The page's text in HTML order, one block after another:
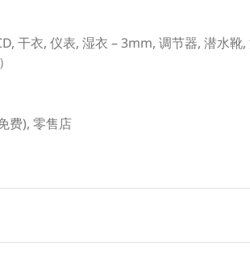
干衣, 仪表, 湿衣 – 3mm, 调节器, 潜水
费), 零售店